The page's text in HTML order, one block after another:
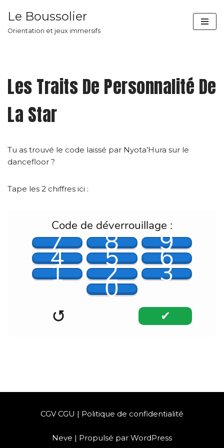
Aller
Le Boussolier
Orientation et jeux immersifs
Les Traits De Personnalité De
La Star
Tu as trouvé le code laissé par Nyota’Hura sur le
dancefloor ?
Tape les 2 chiffres ici :
Code de déverrouillage :
7 8 9
4 5 6
1 2 3
0
✔︎
CGV CGU | Politique de confidentialité
Neve | Propulsé par WordPress